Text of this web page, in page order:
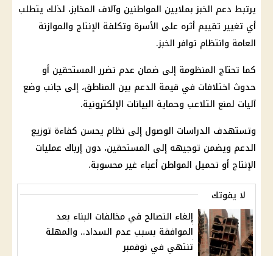
يرتبط دعم الخبزبملايين المواطنين وآلاف المخابز، لذلك يتطلب
أي تغيير تقييم أثره على الأسرة وتكلفة الإنتاج والموازنة
العامة وانتظام توافر الخبز.
كما تحتاج المنظومة إلى ضمان عدم تضرر المستحقين أو
حدوث اختلافات في قيمة الدعم بين المناطق، إلى جانب وضع
آليات لمنع التلاعب وحماية البيانات الإلكترونية.
وتستهدف الدراسات الوصول إلى نظام يحسن كفاءة توزيع
الدعم ويضمن توجيهه إلى المستحقين، دون إرباك عمليات
الإنتاج أو تحميل المواطن أعباء غير محسوبة.
لا يفوتك
إلغاء التصالح في مخالفات البناء بعد
الموافقة بسبب عدم السداد.. والمهلة
تنتهي في نوفمبر